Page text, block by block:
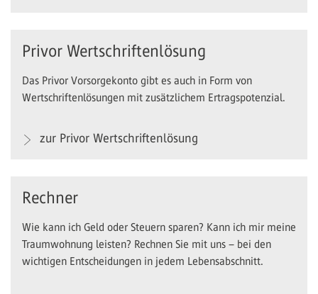
Privor Wertschriftenlösung
Das Privor Vorsorgekonto gibt es auch in Form von
Wertschriftenlösungen mit zusätzlichem Ertragspotenzial.
zur Privor Wertschriftenlösung
Rechner
Wie kann ich Geld oder Steuern sparen? Kann ich mir meine
Traumwohnung leisten? Rechnen Sie mit uns – bei den
wichtigen Entscheidungen in jedem Lebensabschnitt.